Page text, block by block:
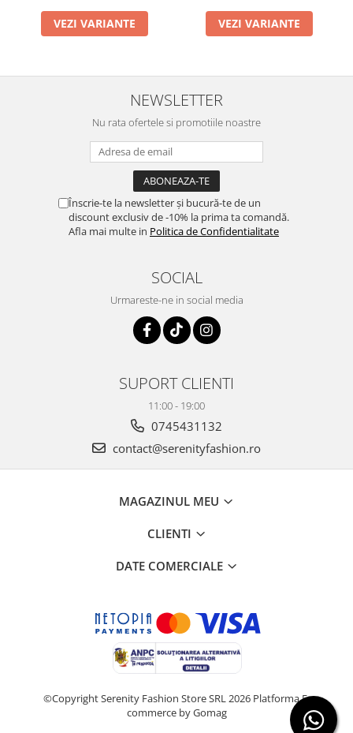
VEZI VARIANTE VEZI VARIANTE
NEWSLETTER
Nu rata ofertele si promotiile noastre
Înscrie-te la newsletter și bucură-te de un
discount exclusiv de -10% la prima ta comandă.
Afla mai multe in Politica de Confidentialitate
SOCIAL
Urmareste-ne in social media
SUPORT CLIENTI
11:00 - 19:00
0745431132
contact@serenityfashion.ro
MAGAZINUL MEU
CLIENTI
DATE COMERCIALE
©Copyright Serenity Fashion Store SRL 2026 Platforma E-
commerce by Gomag